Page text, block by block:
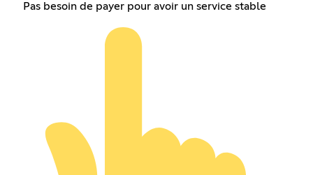
Pas besoin de payer pour avoir un service stable